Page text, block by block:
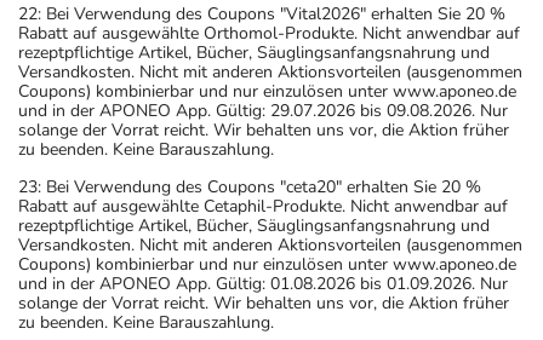
22: Bei Verwendung des Coupons "Vital2026" erhalten Sie 20 %
Rabatt auf ausgewählte Orthomol-Produkte. Nicht anwendbar auf
rezeptpflichtige Artikel, Bücher, Säuglingsanfangsnahrung und
Versandkosten. Nicht mit anderen Aktionsvorteilen (ausgenommen
Coupons) kombinierbar und nur einzulösen unter www.aponeo.de
und in der APONEO App. Gültig: 29.07.2026 bis 09.08.2026. Nur
solange der Vorrat reicht. Wir behalten uns vor, die Aktion früher
zu beenden. Keine Barauszahlung.
23: Bei Verwendung des Coupons "ceta20" erhalten Sie 20 %
Rabatt auf ausgewählte Cetaphil-Produkte. Nicht anwendbar auf
rezeptpflichtige Artikel, Bücher, Säuglingsanfangsnahrung und
Versandkosten. Nicht mit anderen Aktionsvorteilen (ausgenommen
Coupons) kombinierbar und nur einzulösen unter www.aponeo.de
und in der APONEO App. Gültig: 01.08.2026 bis 01.09.2026. Nur
solange der Vorrat reicht. Wir behalten uns vor, die Aktion früher
zu beenden. Keine Barauszahlung.